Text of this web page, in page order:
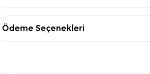
Ödeme Seçenekleri